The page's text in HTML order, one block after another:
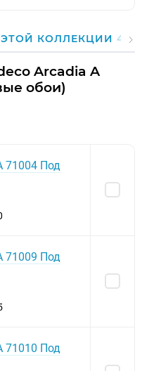
КОЛЛЕКЦИИ 40
Arcadia A
обои)
71004 Под
71009 Под
71010 Под